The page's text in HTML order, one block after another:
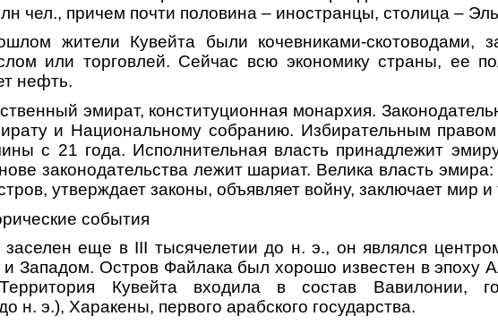
чел., причем почти половина – иностранцы, столица –
жители Кувейта были кочевниками-скотоводами,
или торговлей. Сейчас всю экономику страны, ее
нефть.
эмират, конституционная монархия.
и Национальному собранию. Избирательным
с 21 года. Исполнительная власть принадлежит
законодательства лежит шариат. Велика власть эмира:
утверждает законы, объявляет войну, заключает мир и
события
еще в III тысячелетии до н. э., он являлся
Западом. Остров Файлака был хорошо известен в эпоху
Кувейта входила в состав Вавилонии,
н. э.), Харакены, первого арабского государства.